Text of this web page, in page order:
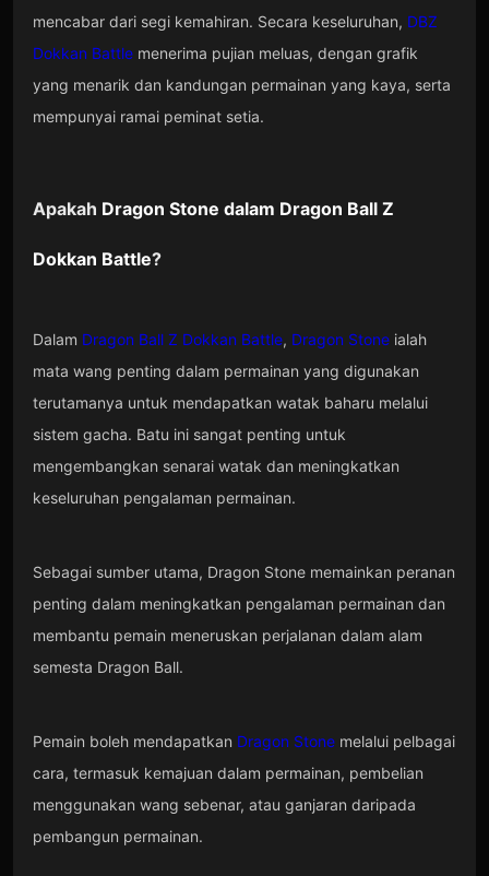
mencabar dari segi kemahiran. Secara keseluruhan, DBZ
Dokkan Battlemenerima pujian meluas, dengan grafik
yang menarik dan kandungan permainan yang kaya, serta
mempunyai ramai peminat setia.
Apakah Dragon Stone dalam Dragon Ball Z
Dokkan Battle?
Dalam Dragon Ball Z Dokkan Battle, Dragon Stoneialah
mata wang penting dalam permainan yang digunakan
terutamanya untuk mendapatkan watak baharu melalui
sistem gacha. Batu ini sangat penting untuk
mengembangkan senarai watak dan meningkatkan
keseluruhan pengalaman permainan.
Sebagai sumber utama, Dragon Stone memainkan peranan
penting dalam meningkatkan pengalaman permainan dan
membantu pemain meneruskan perjalanan dalam alam
semesta Dragon Ball.
Pemain boleh mendapatkan Dragon Stonemelalui pelbagai
cara, termasuk kemajuan dalam permainan, pembelian
menggunakan wang sebenar, atau ganjaran daripada
pembangun permainan.